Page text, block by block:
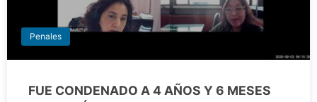
Penales
FUE CONDENADO A 4 AÑOS Y 6 MESES